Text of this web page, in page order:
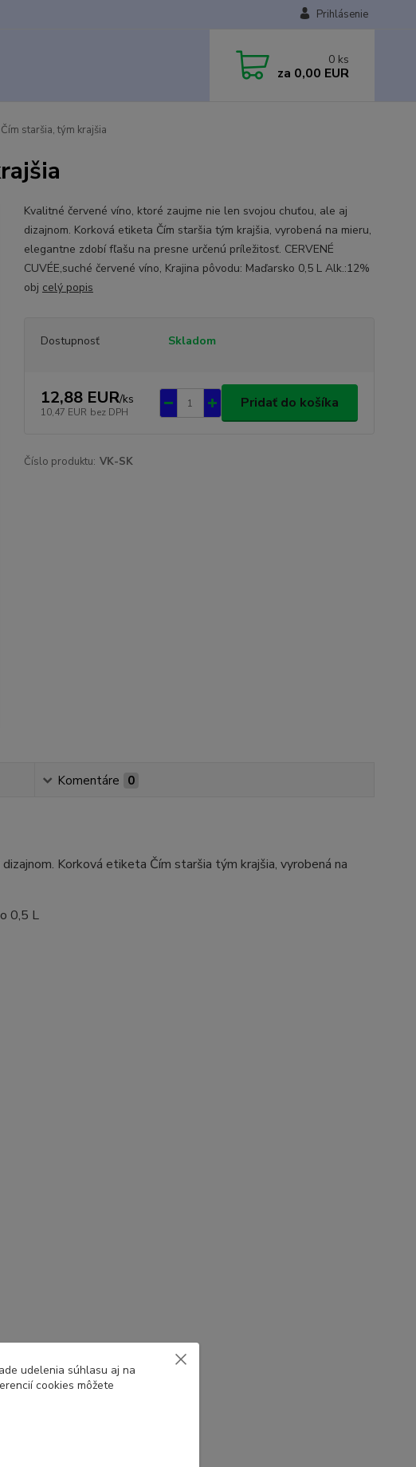
Prihlásenie
0 ks
za 0,00 EUR
staršia, tým krajšia
Kvalitné červené víno, ktoré zaujme nie len svojou chuťou, ale aj
dizajnom. Korková etiketa Čím staršia tým krajšia, vyrobená na mieru,
elegantne zdobí fľašu na presne určenú príležitosť. CERVENÉ
CUVÉE,suché červené víno, Krajina pôvodu: Maďarsko 0,5 L Alk.:12%
obj celý popis
Dostupnosť Skladom
12,88 EUR/ks
10,47 EUR bez DPH
Pridať do košíka
Číslo produktu: VK-SK
Komentáre 0
Korková etiketa Čím staršia tým krajšia, vyrobená na
0,5 L
udelenia súhlasu aj na
cookies môžete